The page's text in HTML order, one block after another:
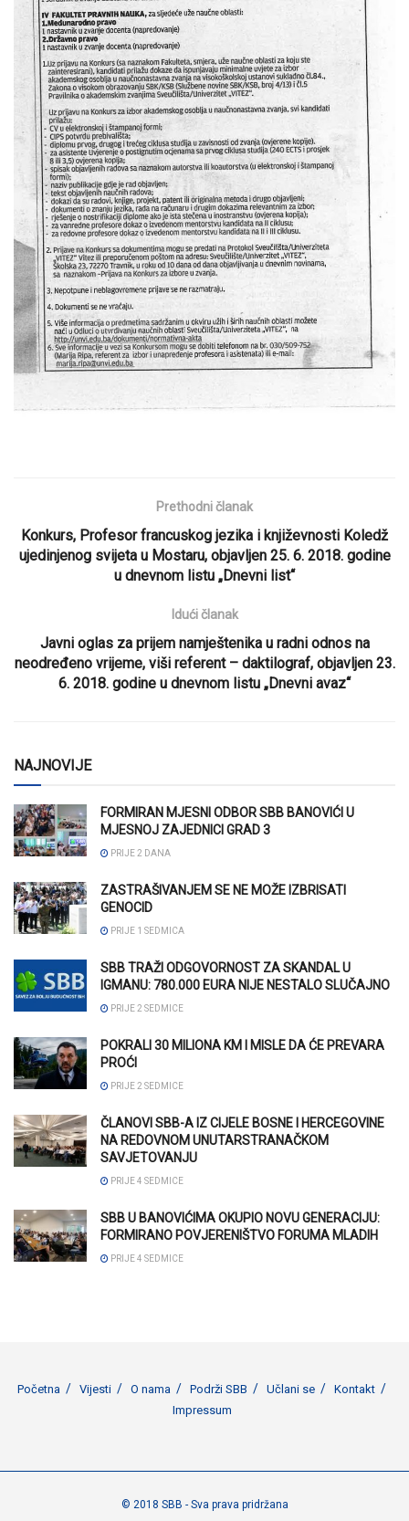
Prethodni članak
Konkurs, Profesor francuskog jezika i književnosti Koledž
ujedinjenog svijeta u Mostaru, objavljen 25. 6. 2018. godine
u dnevnom listu „Dnevni list“
Idući članak
Javni oglas za prijem namještenika u radni odnos na
neodređeno vrijeme, viši referent – daktilograf, objavljen 23.
6. 2018. godine u dnevnom listu „Dnevni avaz“
NAJNOVIJE
FORMIRAN MJESNI ODBOR SBB BANOVIĆI U
MJESNOJ ZAJEDNICI GRAD 3
PRIJE 2 DANA
ZASTRAŠIVANJEM SE NE MOŽE IZBRISATI
GENOCID
PRIJE 1 SEDMICA
SBB TRAŽI ODGOVORNOST ZA SKANDAL U
IGMANU: 780.000 EURA NIJE NESTALO SLUČAJNO
PRIJE 2 SEDMICE
POKRALI 30 MILIONA KM I MISLE DA ĆE PREVARA
PROĆI
PRIJE 2 SEDMICE
ČLANOVI SBB-A IZ CIJELE BOSNE I HERCEGOVINE
NA REDOVNOM UNUTARSTRANAČKOM
SAVJETOVANJU
PRIJE 4 SEDMICE
SBB U BANOVIĆIMA OKUPIO NOVU GENERACIJU:
FORMIRANO POVJERENIŠTVO FORUMA MLADIH
PRIJE 4 SEDMICE
Početna Vijesti O nama Podrži SBB Učlani se
Kontakt
Impressum
© 2018 SBB - Sva prava pridržana